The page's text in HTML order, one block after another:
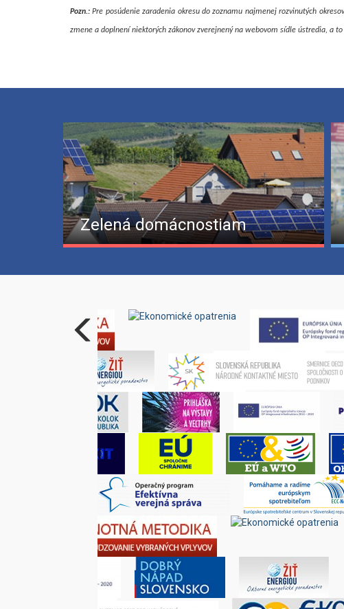
Pozn.: Pre posúdenie zaradenia okresu do zoznamu najmenej rozvinutých
zmene a doplnení niektorých zákonov zverejnený na webovom sídle ústredia, a
Zelená domácnostiam